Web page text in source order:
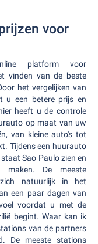
voor
platform voor
vinden van de beste
het vergelijken van
u een betere prijs en
heeft u de controle
op maat van uw
van kleine auto's tot
Tijdens een huurauto
Sao Paulo zien en
maken. De meeste
zich natuurlijk in het
een paar dagen van
voordat u met de
begint. Waar kan ik
van de partners
De meeste stations